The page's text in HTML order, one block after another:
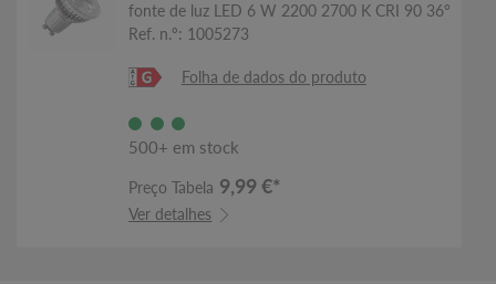
fonte de luz LED 6 W 2200 2700 K CRI 90 36°
Ref. n.º: 1005273
Folha de dados do produto
500+ em stock
Preço Tabela 9,99 €*
Ver detalhes